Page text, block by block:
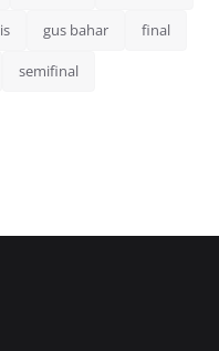
gus bahar final
semifinal